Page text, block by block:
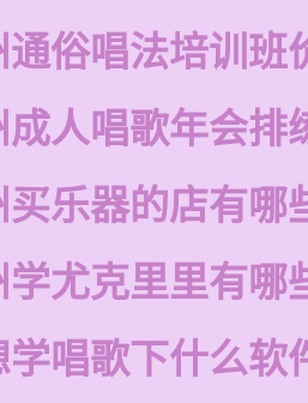
通俗唱法培训班
成人唱歌年会排
买乐器的店有哪
学尤克里里有哪
学唱歌下什么软